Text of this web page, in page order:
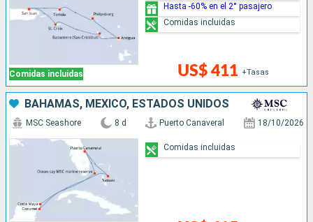
Comidas incluidas US$ 411 +Tasas
Hasta -60% en el 2° pasajero
Comidas incluidas
BAHAMAS, MÉXICO, ESTADOS UNIDOS
MSC Seashore 8 d Puerto Canaveral 18/10/2026
Comidas incluidas